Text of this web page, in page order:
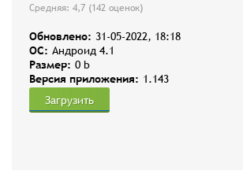
Средняя: 4,7 (142 оценок)
Обновлено: 31-05-2022, 18:18
OC: Андроид 4.1
Размер: 0 b
Версия приложения: 1.143
Загрузить